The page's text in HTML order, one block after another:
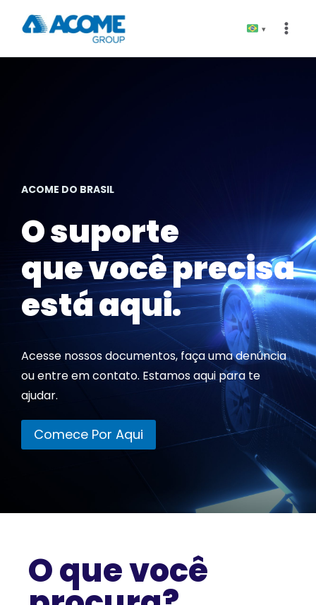
para
▾
ACOME DO BRASIL
O suporte
que você precisa
está aqui.
Acesse nossos documentos, faça uma denúncia
ou entre em contato. Estamos aqui para te
ajudar.
Comece Por Aqui
O que você